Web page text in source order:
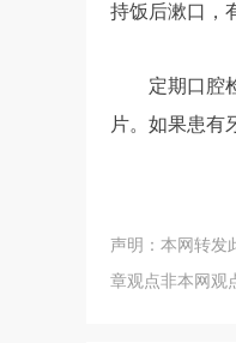
持饭后漱口，
定期口腔
片。如果患有
声明：本网转发
章观点非本网观